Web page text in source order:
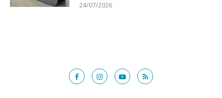
24/07/2026